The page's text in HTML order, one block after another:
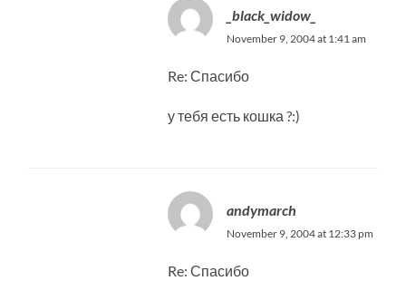
_black_widow_
November 9, 2004 at 1:41 am
Re: Спасибо
у тебя есть кошка ?:)
andymarch
November 9, 2004 at 12:33 pm
Re: Спасибо